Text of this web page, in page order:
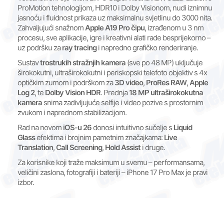
ProMotion tehnologijom, HDR10 i Dolby Visionom, nudi iznimnu
jasnoću i fluidnost prikaza uz maksimalnu svjetlinu do 3000 nita.
Zahvaljujući snažnomApple A19 Pro čipu, izrađenom u 3 nm
procesu, sve aplikacije, igre i kreativni alati rade besprijekorno –
uz podršku zaray tracingi napredno grafičko renderiranje.
Sustavtrostrukih stražnjih kamera (sve po 48 MP) uključuje
širokokutni, ultraširokokutni i periskopski telefoto objektiv s 4x
optičkim zumom i podrškom za3D video, ProRes RAW,Apple
Log 2, te Dolby Vision HDR. Prednja18 MP ultraširokokutna
kamera snima zadivljujuće selfije i video pozive s prostornim
zvukom i naprednom stabilizacijom.
Rad na novom iOS-u 26donosi intuitivno sučelje s Liquid
Glassefektima i brojnim pametnim značajkama: Live
Translation,Call Screening, Hold Assist i druge.
Za korisnike koji traže maksimum u svemu – performansama,
veličini zaslona, fotografiji i bateriji – iPhone 17 Pro Max je pravi
izbor.